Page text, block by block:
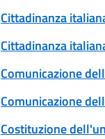
Cittadinanza
Cittadinanza
Comunicazione
Comunicazione
Costituzione